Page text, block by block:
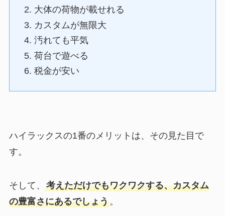
大体の荷物が載せれる
カスタムが無限大
汚れても平気
荷台で遊べる
税金が安い
ハイラックスの1番のメリットは、その見た目で
す。
そして、 考えただけでもワクワクする、カスタム
の豊富さにあるでしょう。